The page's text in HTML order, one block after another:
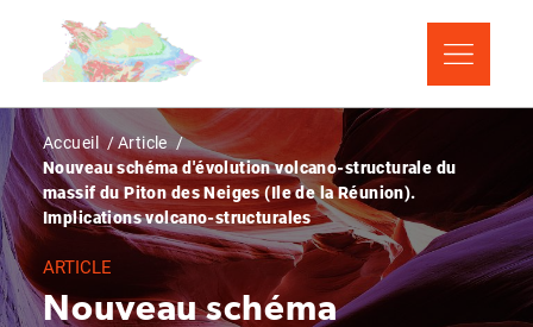
contenu
Fil
d'Ariane
Accueil
Article
Nouveau schéma d'évolution volcano-structurale du
massif du Piton des Neiges (Ile de la Réunion).
Implications volcano-structurales
ARTICLE
Nouveau schéma